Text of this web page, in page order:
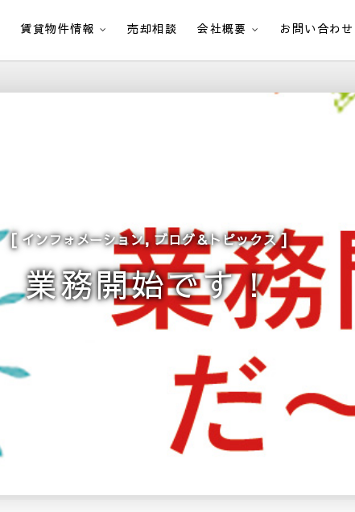
賃貸物件情報 売却相談 会社概要 お問い合わせ
インフォメーション,ブログ＆トピックス
業務開始です！